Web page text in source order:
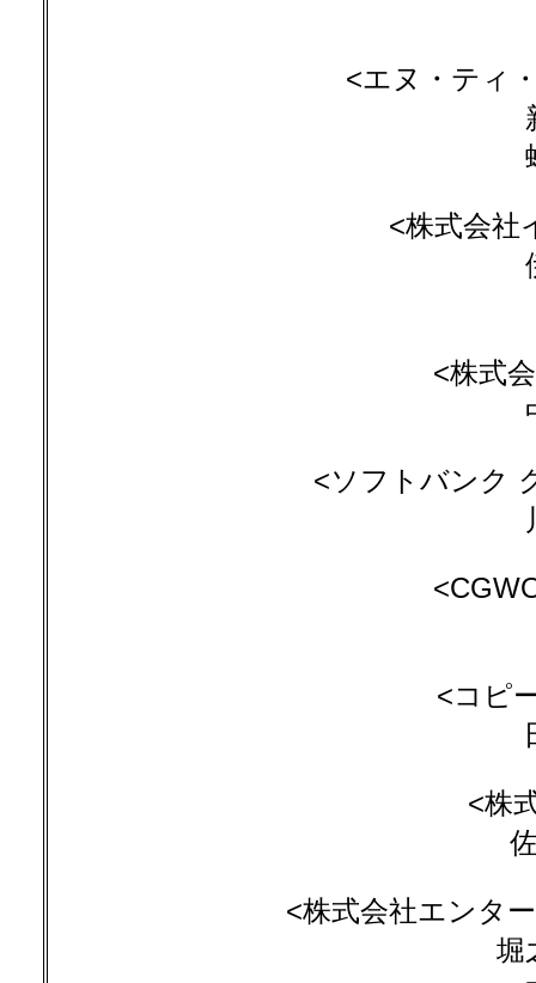
<エヌ・ティ
<株式会社
<株式
<ソフトバンク
<コピ
<株
<株式会社エンタ
堀